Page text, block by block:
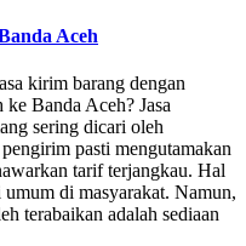
Aceh
kirim barang dengan
Banda Aceh? Jasa
sering dicari oleh
pasti mengutamakan
tarif terjangkau. Hal
di masyarakat. Namun,
terabaikan adalah sediaan